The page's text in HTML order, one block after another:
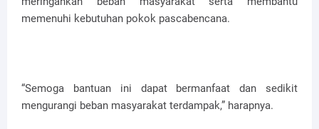
memenuhi kebutuhan pokok pascabencana.
“Semoga bantuan ini dapat bermanfaat dan sedikit
mengurangi beban masyarakat terdampak,” harapnya.